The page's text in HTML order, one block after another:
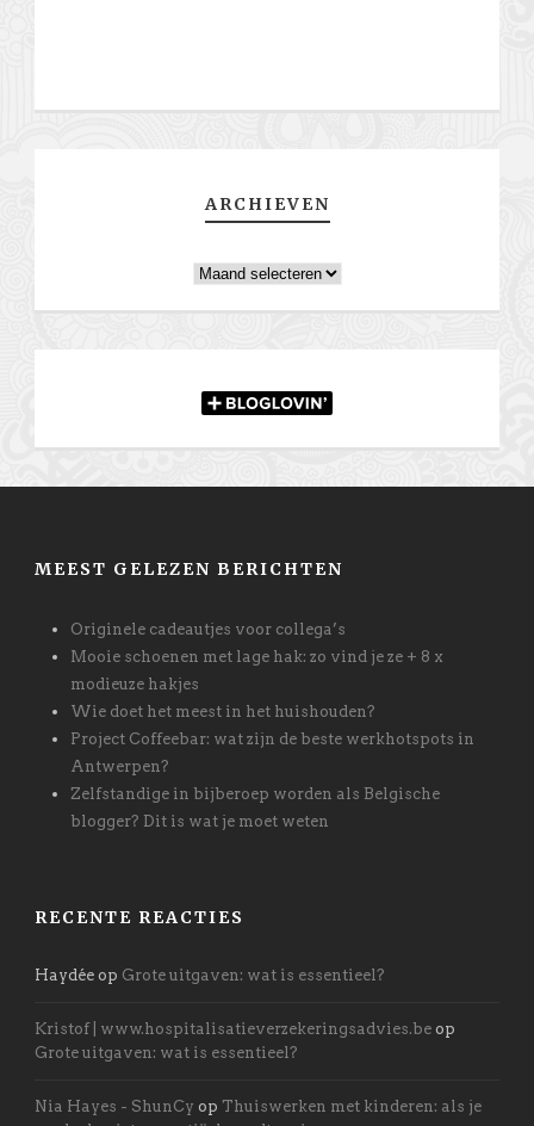
ARCHIEVEN
Archieven
MEEST GELEZEN BERICHTEN
Originele cadeautjes voor collega’s
Mooie schoenen met lage hak: zo vind je ze + 8 x
modieuze hakjes
Wie doet het meest in het huishouden?
Project Coffeebar: wat zijn de beste werkhotspots in
Antwerpen?
Zelfstandige in bijberoep worden als Belgische
blogger? Dit is wat je moet weten
RECENTE REACTIES
Haydée op Grote uitgaven: wat is essentieel?
Kristof | www.hospitalisatieverzekeringsadvies.be op
Grote uitgaven: wat is essentieel?
Nia Hayes - ShunCy op Thuiswerken met kinderen: als je